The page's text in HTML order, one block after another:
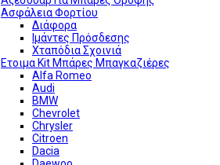
Ασφάλεια Φορτίου
Διάφορα
Ιμάντες Πρόσδεσης
Χταπόδια Σχοινιά
Ετοιμα Kit Μπάρες Μπαγκαζιέρες
Alfa Romeo
Audi
BMW
Chevrolet
Chrysler
Citroen
Dacia